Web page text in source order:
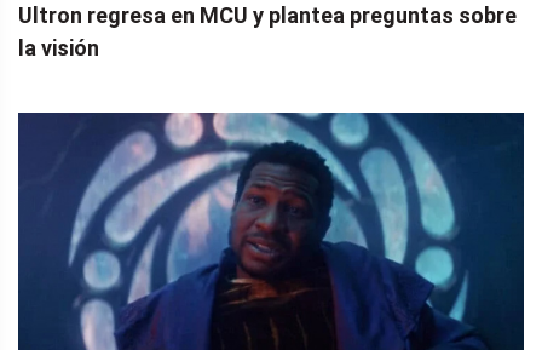
Ultron regresa en MCU y plantea preguntas sobre
la visión